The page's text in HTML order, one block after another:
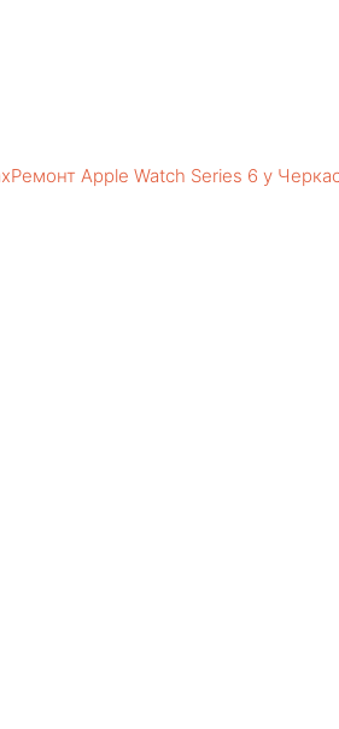
Ремонт Apple Watch Series 6 у